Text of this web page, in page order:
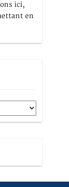
ici,
en